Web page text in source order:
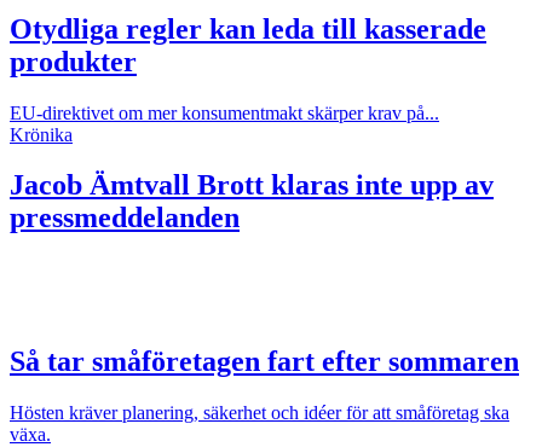
Otydliga regler kan leda till kasserade
produkter
EU-direktivet om mer konsumentmakt skärper krav på...
Krönika
Jacob Ämtvall Brott klaras inte upp av
pressmeddelanden
Så tar småföretagen fart efter sommaren
Hösten kräver planering, säkerhet och idéer för att småföretag ska
växa.